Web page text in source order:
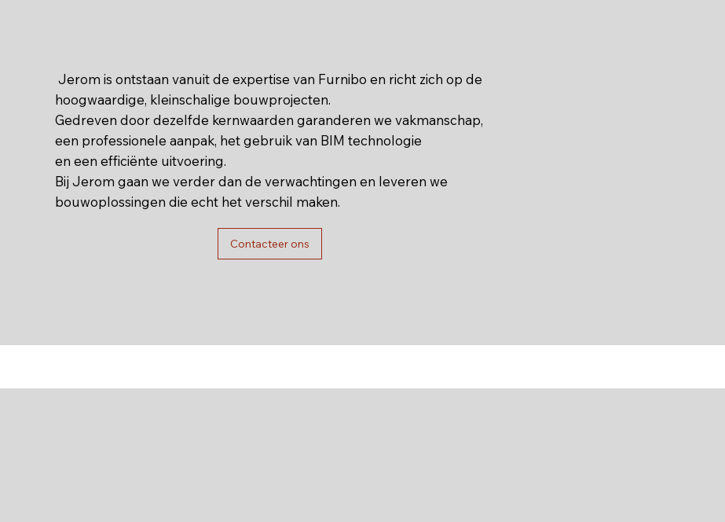
Jerom is ontstaan vanuit de expertise van Furnibo en richt zich op de
hoogwaardige, kleinschalige bouwprojecten.
Gedreven door dezelfde kernwaarden garanderen we vakmanschap,
een professionele aanpak, het gebruik van BIM technologie
en een efficiënte uitvoering.
Bij Jerom gaan we verder dan de verwachtingen en leveren we
bouwoplossingen die echt het verschil maken.
Contacteer ons